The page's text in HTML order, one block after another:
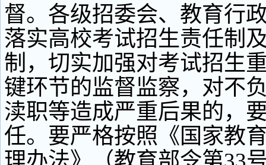
督。各级招委会、教育行
落实高校考试招生责任制
制，切实加强对考试招生
键环节的监督监察，对不
渎职等造成严重后果的，
任。要严格按照《国家教